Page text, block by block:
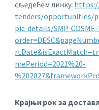
сљедећем линку:
tenders/opportunities/
pic-details/SMP-COSME-
mePeriod=2021%20-
Крајњи рок за